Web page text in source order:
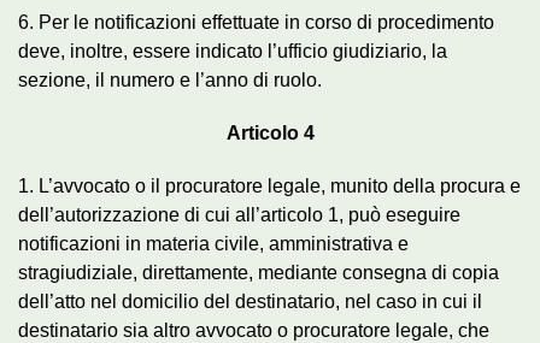
6. Per le notificazioni effettuate in corso di procedimento
deve, inoltre, essere indicato l’ufficio giudiziario, la
sezione, il numero e l’anno di ruolo.
Articolo 4
1. L’avvocato o il procuratore legale, munito della procura e
dell’autorizzazione di cui all’articolo 1, può eseguire
notificazioni in materia civile, amministrativa e
stragiudiziale, direttamente, mediante consegna di copia
dell’atto nel domicilio del destinatario, nel caso in cui il
destinatario sia altro avvocato o procuratore legale, che